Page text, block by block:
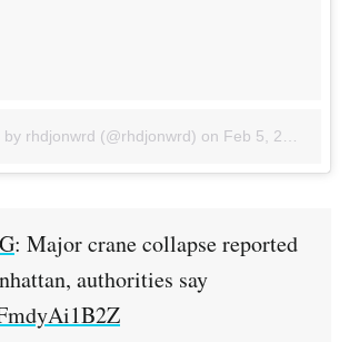
by rhdjonwrd (@rhdjonwrd) on Feb 5, 2016 at 5:42am PST
: Major crane collapse reported
authorities say